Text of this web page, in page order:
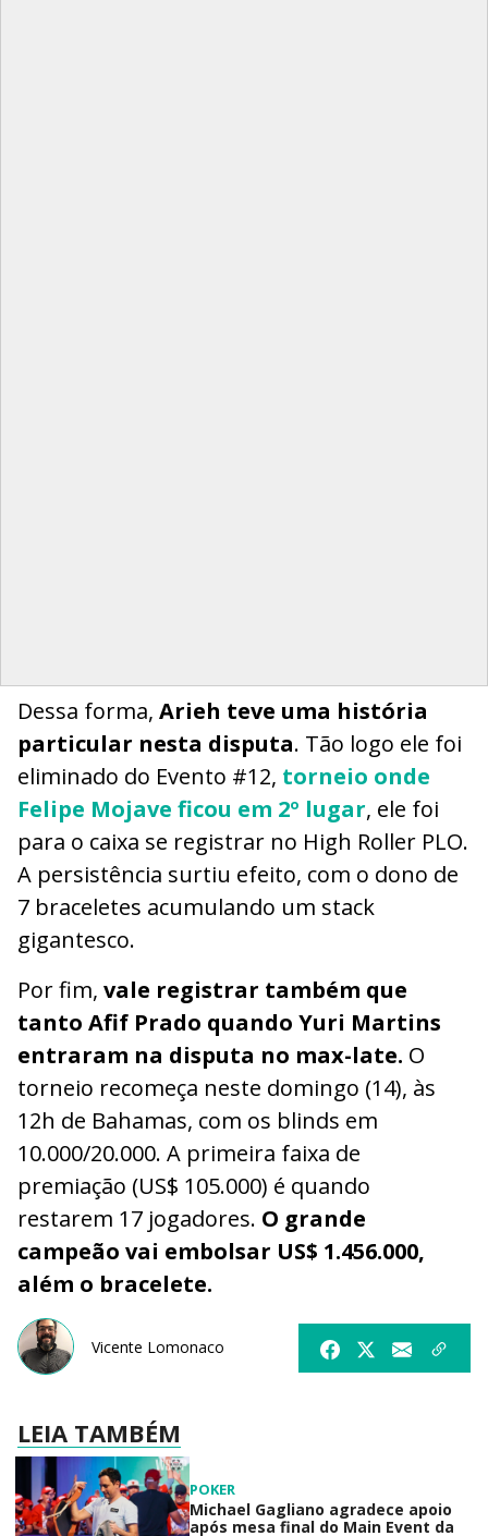
Dessa forma, Arieh teve uma história
particular nesta disputa. Tão logo ele foi
eliminado do Evento #12, torneio onde
Felipe Mojave ficou em 2º lugar, ele foi
para o caixa se registrar no High Roller PLO.
A persistência surtiu efeito, com o dono de
7 braceletes acumulando um stack
gigantesco.
Por fim, vale registrar também que
tanto Afif Prado quando Yuri Martins
entraram na disputa no max-late. O
torneio recomeça neste domingo (14), às
12h de Bahamas, com os blinds em
10.000/20.000. A primeira faixa de
premiação (US$ 105.000) é quando
restarem 17 jogadores. O grande
campeão vai embolsar US$ 1.456.000,
além o bracelete.
Vicente Lomonaco
LEIA TAMBÉM
POKER
Michael Gagliano agradece apoio
após mesa final do Main Event da